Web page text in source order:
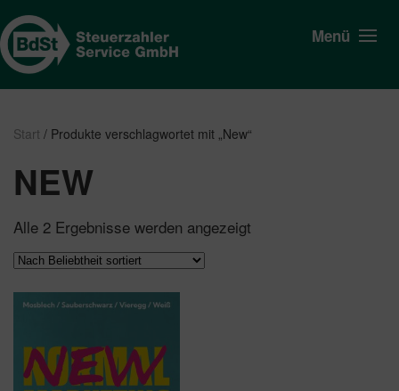
Menü
Start / Produkte verschlagwortet mit „New“
NEW
Alle 2 Ergebnisse werden angezeigt